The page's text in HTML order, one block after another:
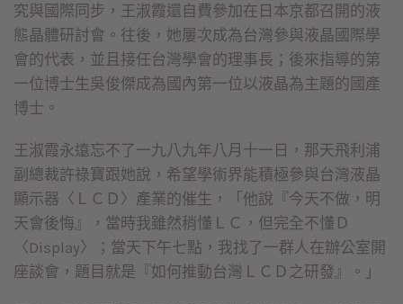
究與國際同步，王淑霞還自費參加在日本京都召開的液
態晶體研討會。往後，她屢次成為台灣參與液晶國際學
會的代表，並且接任台灣學會的理事長；後來指導的第
一位博士生吳俊傑成為國內第一位以液晶為主題的國產
博士。
王淑霞永遠忘不了一九八九年八月十一日，那天飛利浦
副總裁許祿寶跟她說，希望學術界能積極參與台灣液晶
顯示器〈ＬＣＤ〉產業的催生，「他說『今天不做，明
天會後悔』，當時我雖然稍懂ＬＣ，但完全不懂Ｄ
〈Display〉；當天下午七點，我找了一群人在辦公室開
座談會，題目就是『如何推動台灣ＬＣＤ之研發』。」